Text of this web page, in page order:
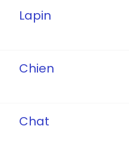
Lapin
Chien
Chat